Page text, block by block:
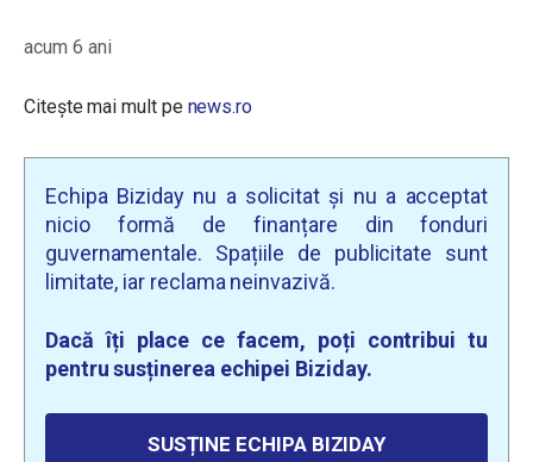
acum 6 ani
Citește mai mult pe news.ro
Echipa Biziday nu a solicitat și nu a acceptat
nicio formă de finanțare din fonduri
guvernamentale. Spațiile de publicitate sunt
limitate, iar reclama neinvazivă.
Dacă îți place ce facem, poți contribui tu
pentru susținerea echipei Biziday.
SUSȚINE ECHIPA BIZIDAY